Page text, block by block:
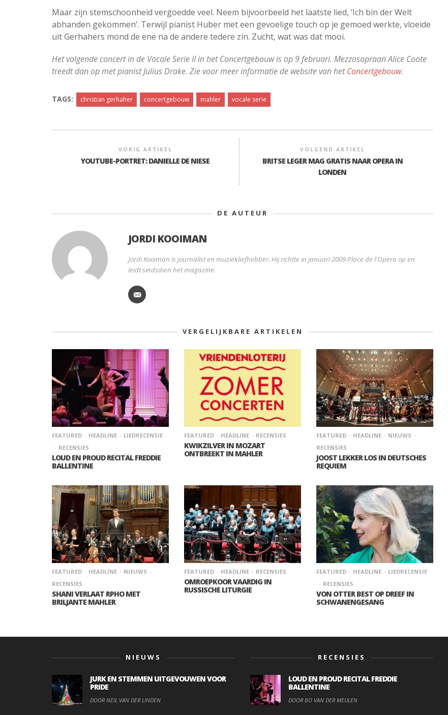
Maar zijn stemschoonheid vergoedde veel. Neem bijvoorbeeld het laatste lied, ‘Ich bin der Welt
abhanden gekommen’. Terwijl pianist Huber met een gevoelige touch op je gemoed werkte, vloeide
uit Gerhahers mond de ene na de andere tedere zin. Zucht, wat was dat mooi.
Het volgende concert in de Vocale Serie II in het Concertgebouw is op 9 februari. Mezzosopraan Alice Coote
treedt dan op met pianist Julius Drake. Zie voor meer informatie de website van hetConcertgebouw.
TAGS: christian gerhaher concertgebouw mahler vocale serie
VORIG ARTIKEL
YOUTUBE-PORTRET: DANIELLE DE NIESE
VOLGEND ARTIKEL
BRITSE LEGER MAG GRATIS NAAR OPERA IN
LONDEN
DE AUTEUR
JORDI KOOIMAN
Jordi Kooiman is journalist en muziekliefhebber. Hij richtte in januari 2009 Place de l'Opera op en
leidt sindsdien het magazine.
VERGELIJKBARE ARTIKELEN
FEATURED HEADLINE
LIEDRECENSIE
RECENSIES
LOUD EN PROUD RECITAL FREDDIE
BALLENTINE
FEATURED HEADLINE RECENSIES
KWIKZILVER IN MOZART
ONTBREEKT IN MAHLER
FEATURED HEADLINE
NIEUWS
RECENSIES
JOOST LEKKER LOS IN DEUTSCHES
REQUIEM
FEATURED HEADLINE
NIEUWS
RECENSIES
SHANI VERLAAT RPHO MET
BRILJANTE MAHLER
FEATURED HEADLINE RECENSIES
OMROEPKOOR VAARDIG IN
RUSSISCHE LITURGIE
FEATURED HEADLINE
LIEDRECENSIE
RECENSIES
VON OTTER BEST OP DREEF IN
SCHWANENGESANG
NIEUWS
JURK EN STEMMEN UITGEVOUWEN VOOR
PRIDE
DOOR NEIL VAN DER LINDEN
RECENSIES
LOUD EN PROUD RECITAL FREDDIE
BALLENTINE
DOOR BO VAN DER MEULEN